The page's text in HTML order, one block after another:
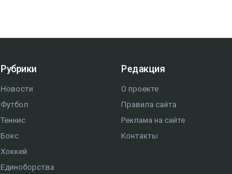
Рубрики
Новости
Футбол
Теннис
Бокс
Хоккей
Единоборства
Редакция
О проекте
Правила сайта
Реклама на сайте
Контакты